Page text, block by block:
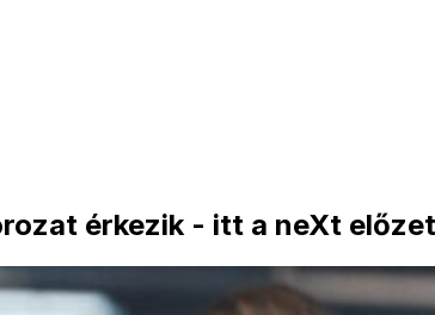
érkezik - itt a neXt